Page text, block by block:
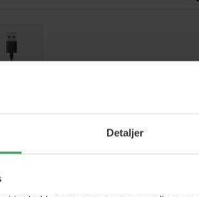
Detaljer
Shave